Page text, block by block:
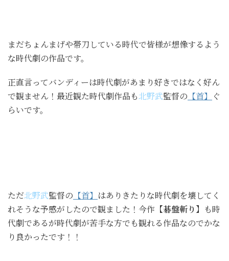
まだちょんまげや帯刀している時代で皆様が想像するよう
な時代劇の作品です。
正直言ってバンディーは時代劇があまり好きではなく好ん
で観ません！最近観た時代劇作品も北野武監督の 【首】
ぐ
らいです。
ただ北野武監督の 【首】 はありきたりな時代劇を壊してく
れそうな予感がしたので観ました！今作 【碁盤斬り】 も時
代劇であるが時代劇が苦手な方でも観れる作品なのでかな
り良かったです！！